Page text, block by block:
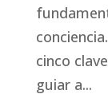
cinco
guiar a...